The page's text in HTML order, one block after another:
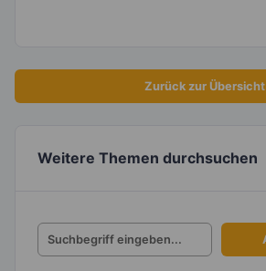
Zurück zur Übersicht
Weitere Themen durchsuchen